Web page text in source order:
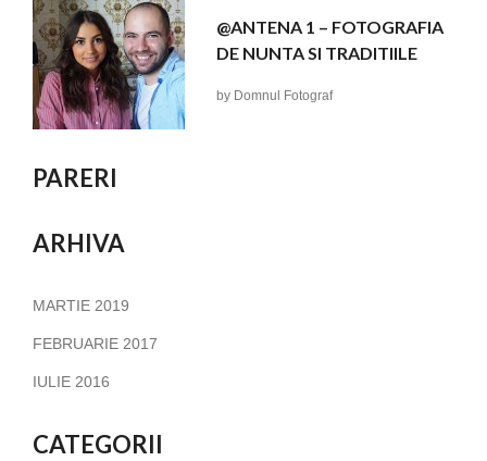
@ANTENA 1 – FOTOGRAFIA
DE NUNTA SI TRADITIILE
by Domnul Fotograf
PARERI
ARHIVA
MARTIE 2019
FEBRUARIE 2017
IULIE 2016
CATEGORII